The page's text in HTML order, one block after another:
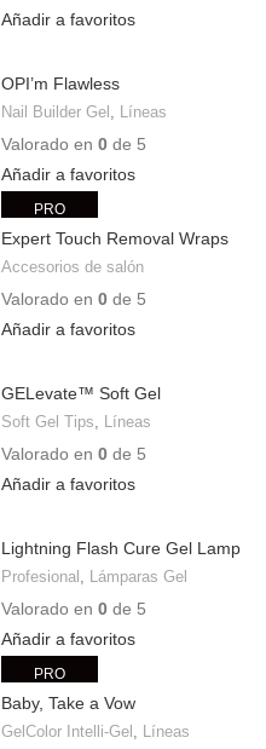
Añadir a favoritos
OPI’m Flawless
Nail Builder Gel , Líneas
Valorado en 0 de 5
Añadir a favoritos
PRO
Expert Touch Removal Wraps
Accesorios de salón
Valorado en 0 de 5
Añadir a favoritos
GELevate™ Soft Gel
Extensions / Coffin Medium
Soft Gel Tips, Líneas
Valorado en 0 de 5
Añadir a favoritos
Lightning Flash Cure Gel Lamp
Profesional , Lámparas Gel
Valorado en 0 de 5
Añadir a favoritos
PRO
Baby, Take a Vow
GelColor Intelli-Gel , Líneas